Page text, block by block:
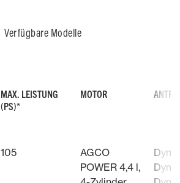
Verfügbare Modelle
MAX. LEISTUNG
(PS)*
MOTOR
105
AGCO
POWER 4,4 l,